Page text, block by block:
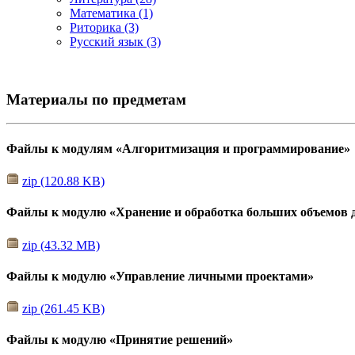
Математика (1)
Риторика (3)
Русский язык (3)
Материалы по предметам
Файлы к модулям «Алгоритмизация и программирование»
zip (120.88 KB)
Файлы к модулю «Хранение и обработка больших объемов
zip (43.32 MB)
Файлы к модулю «Управление личными проектами»
zip (261.45 KB)
Файлы к модулю «Принятие решений»